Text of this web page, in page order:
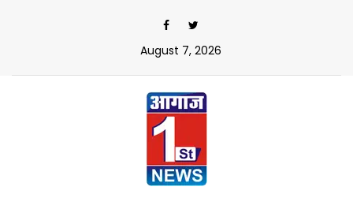
August 7, 2026